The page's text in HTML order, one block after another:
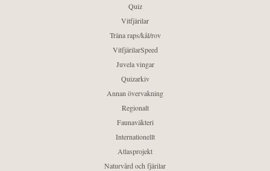
Quiz
Vitfjärilar
Träna raps/kål/rov
VitfjärilarSpeed
Juvela vingar
Quizarkiv
Annan övervakning
Regionalt
Faunaväkteri
Internationellt
Atlasprojekt
Naturvård och fjärilar